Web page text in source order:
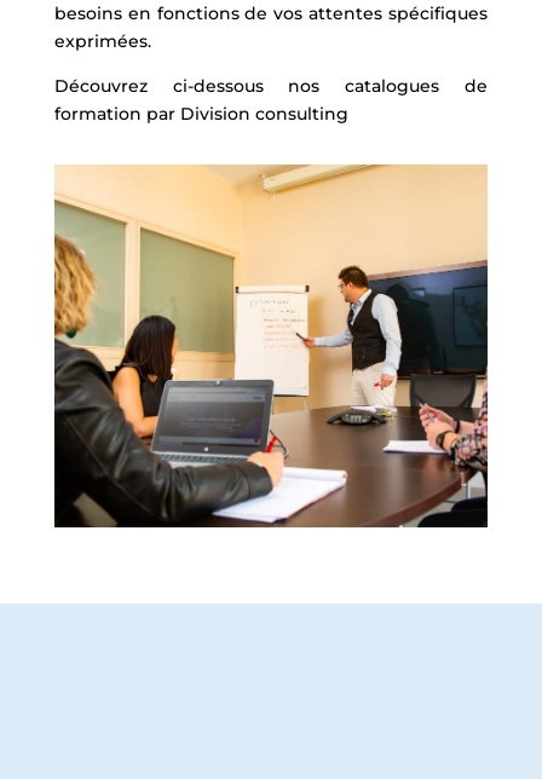
besoins en fonctions de vos attentes spécifiques
exprimées.
Découvrez ci-dessous nos catalogues de
formation par Division consulting